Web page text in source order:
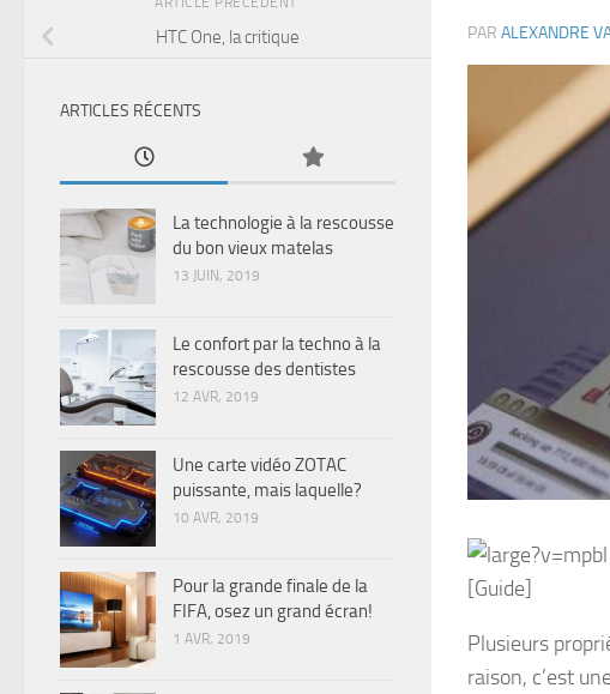
PAR ALEXANDRE
Plusieurs
raison, c’est
HTC One, la critique
ARTICLES RÉCENTS
La technologie à la rescousse
du bon vieux matelas
13 JUIN, 2019
Le confort par la techno à la
rescousse des dentistes
12 AVR, 2019
Une carte vidéo ZOTAC
puissante, mais laquelle?
10 AVR, 2019
Pour la grande finale de la
FIFA, osez un grand écran!
1 AVR, 2019